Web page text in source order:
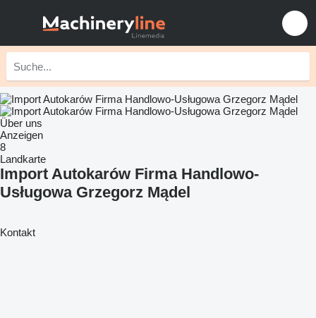
Über uns
Anzeigen
8
Landkarte
Import Autokarów Firma Handlowo-
Usługowa Grzegorz Mądel
Kontakt